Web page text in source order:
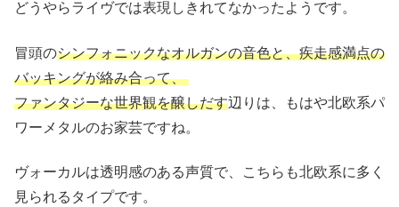
どうやらライヴでは表現しきれてなかったようです。
冒頭のシンフォニックなオルガンの音色と、疾走感満点の
バッキングが絡み合って、
ファンタジーな世界観を醸しだす辺りは、もはや北欧系パ
ワーメタルのお家芸ですね。
ヴォーカルは透明感のある声質で、こちらも北欧系に多く
見られるタイプです。